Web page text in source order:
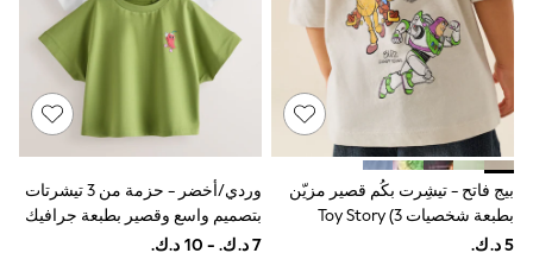
All Girl's New In
Kid's Top Picks
Top & Bottom Sets
Summer Dresses
Knitwear
Loungewear
Nightwear & Pyjamas
Occasionwear
بيج فاتح - تيشِرت بكُم قصير مزيّن
بطبعة شخصيات Toy Story (3
شهور-8 سنوات)
وردي/أخضر - حزمة من 3 تيشرتات
بتصميم واسع وقصير بطبعة جرافيك
(3-16سنة)